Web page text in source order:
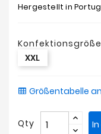
Hergestellt in
Konfektionsgröße
XXL
Größentabelle
Qty